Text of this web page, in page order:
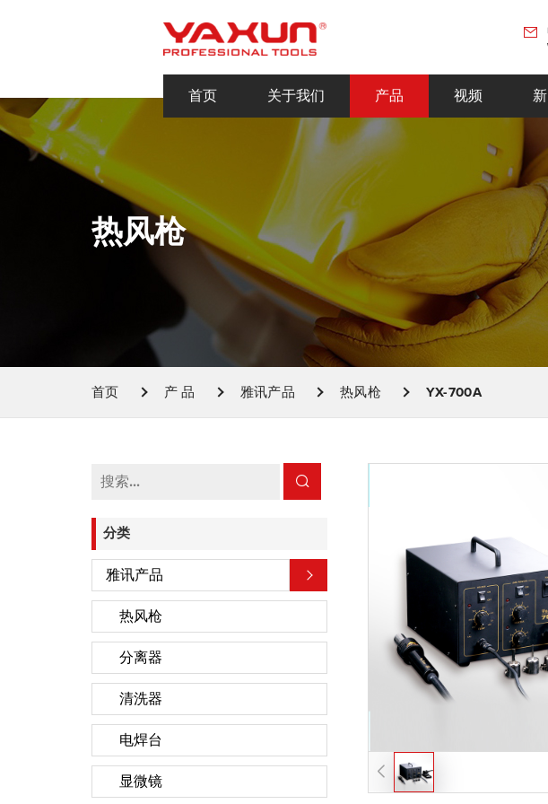
首页 关于我们 产品 视频
热风枪
首页 产 品 雅讯产品 热风枪 YX-700A
分类
雅讯产品
热风枪
分离器
清洗器
电焊台
显微镜